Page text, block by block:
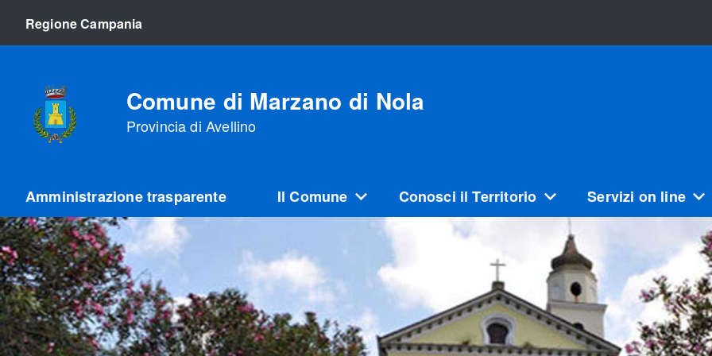
Regione Campania
Comune di Marzano di Nola
Provincia di Avellino
Amministrazione trasparente Il Comune Conosci il Territorio Servizi on line